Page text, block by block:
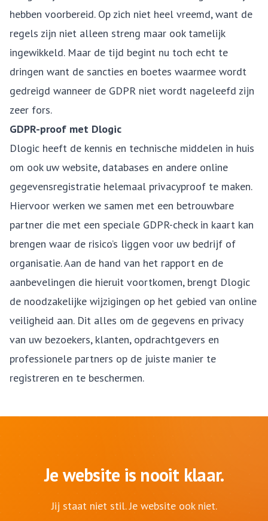
hebben voorbereid. Op zich niet heel vreemd, want de
regels zijn niet alleen streng maar ook tamelijk
ingewikkeld. Maar de tijd begint nu toch echt te
dringen want de sancties en boetes waarmee wordt
gedreigd wanneer de GDPR niet wordt nageleefd zijn
zeer fors.
GDPR-proof met Dlogic
Dlogic heeft de kennis en technische middelen in huis
om ook uw website, databases en andere online
gegevensregistratie helemaal privacyproof te maken.
Hiervoor werken we samen met een betrouwbare
partner die met een speciale GDPR-check in kaart kan
brengen waar de risico’s liggen voor uw bedrijf of
organisatie. Aan de hand van het rapport en de
aanbevelingen die hieruit voortkomen, brengt Dlogic
de noodzakelijke wijzigingen op het gebied van online
veiligheid aan. Dit alles om de gegevens en privacy
van uw bezoekers, klanten, opdrachtgevers en
professionele partners op de juiste manier te
registreren en te beschermen.
Je website is nooit klaar.
Jij staat niet stil. Je website ook niet.